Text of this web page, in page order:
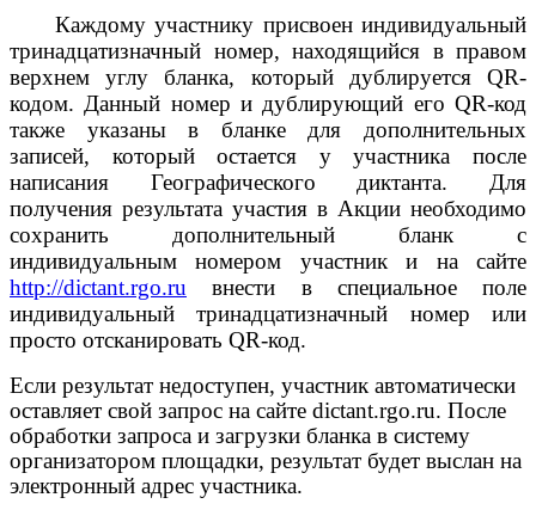
Каждому участнику присвоен индивидуальный
тринадцатизначный номер, находящийся в правом
верхнем углу бланка, который дублируется QR-
кодом. Данный номер и дублирующий его QR-код
также указаны в бланке для дополнительных
записей, который остается у участника после
написания Географического диктанта. Для
получения результата участия в Акции необходимо
сохранить дополнительный бланк с
индивидуальным номером участник и на сайте
http://dictant.rgo.ru внести в специальное поле
индивидуальный тринадцатизначный номер или
просто отсканировать QR-код.
Если результат недоступен, участник автоматически
оставляет свой запрос на сайте dictant.rgo.ru. После
обработки запроса и загрузки бланка в систему
организатором площадки, результат будет выслан на
электронный адрес участника.